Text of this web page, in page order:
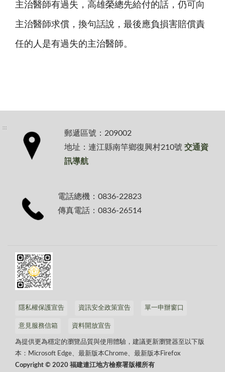
主治醫師有過失，高雄榮總先給付的話，仍可向
主治醫師求償，換句話說，最後應負損害賠償責
任的人是有過失的主治醫師。
:::
郵遞區號：209002
地址：連江縣南竿鄉復興村210號 交通資
訊導航
電話總機：0836-22823
傳真電話：0836-26514
隱私權保護宣告 資訊安全政策宣告 單一申辦窗口
意見服務信箱 資料開放宣告
為提供更為穩定的瀏覽品質與使用體驗，建議更新瀏覽器至以下版
本：Microsoft Edge、最新版本Chrome、最新版本Firefox
Copyright © 2020 福建連江地方檢察署版權所有